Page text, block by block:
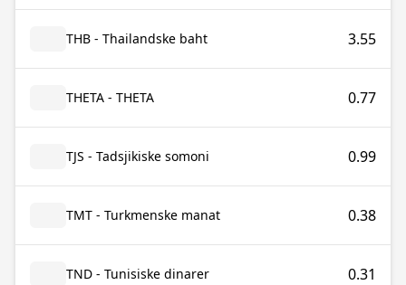
THB - Thailandske baht 3.55
THETA - THETA 0.77
TJS - Tadsjikiske somoni 0.99
TMT - Turkmenske manat 0.38
TND - Tunisiske dinarer 0.31